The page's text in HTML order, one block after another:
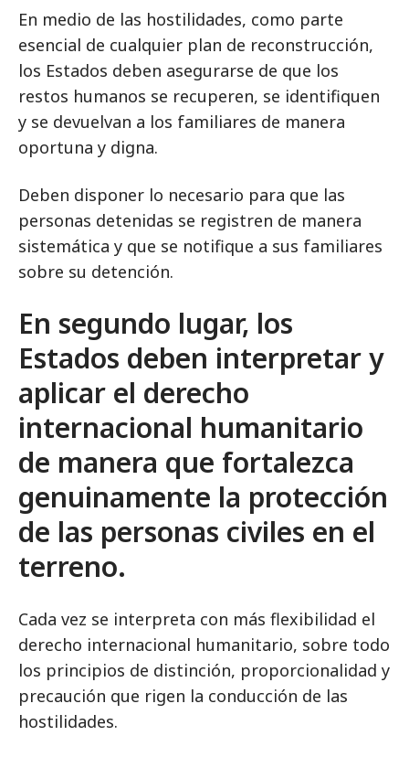
En medio de las hostilidades, como parte
esencial de cualquier plan de reconstrucción,
los Estados deben asegurarse de que los
restos humanos se recuperen, se identifiquen
y se devuelvan a los familiares de manera
oportuna y digna.
Deben disponer lo necesario para que las
personas detenidas se registren de manera
sistemática y que se notifique a sus familiares
sobre su detención.
En segundo lugar, los
Estados deben interpretar y
aplicar el derecho
internacional humanitario
de manera que fortalezca
genuinamente la protección
de las personas civiles en el
terreno.
Cada vez se interpreta con más flexibilidad el
derecho internacional humanitario, sobre todo
los principios de distinción, proporcionalidad y
precaución que rigen la conducción de las
hostilidades.